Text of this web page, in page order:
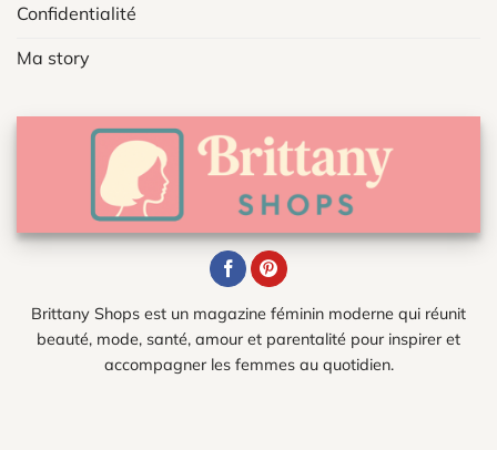
Confidentialité
Ma story
Brittany Shops est un magazine féminin moderne qui réunit
beauté, mode, santé, amour et parentalité pour inspirer et
accompagner les femmes au quotidien.